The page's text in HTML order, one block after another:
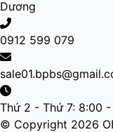
Dương
0912 599 079
Thứ 2 - Thứ 7: 8:00 -
© Copyright 2026